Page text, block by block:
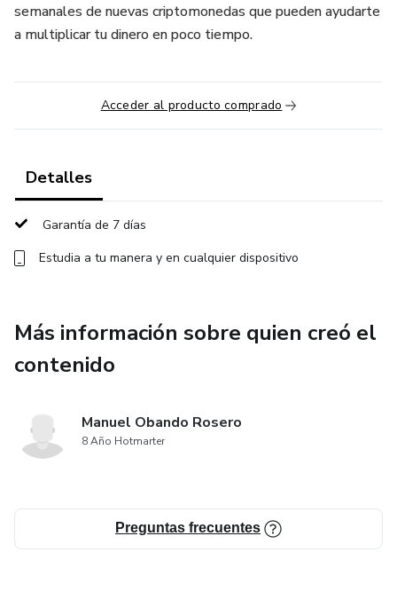
semanales de nuevas criptomonedas que pueden ayudarte
a multiplicar tu dinero en poco tiempo.
Acceder al producto comprado
Detalles
Garantía de 7 días
Estudia a tu manera y en cualquier dispositivo
Más información sobre quien creó el
contenido
Manuel Obando Rosero
8 Año Hotmarter
Preguntas frecuentes